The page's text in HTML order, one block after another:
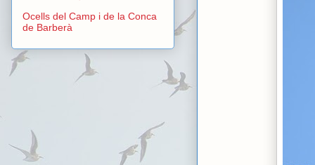
Ocells del Camp i de la Conca
de Barberà